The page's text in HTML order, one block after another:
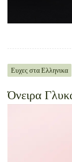
Ευχες στα Ελληνικα
Όνειρα